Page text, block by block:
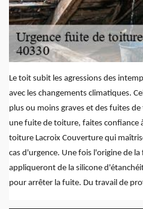
Le toit subit les agressions des
avec les changements climatiques.
plus ou moins graves et des fuites
une fuite de toiture, faites confiance
toiture Lacroix Couverture qui
cas d'urgence. Une fois l'origine de
appliqueront de la silicone
pour arrêter la fuite. Du travail de